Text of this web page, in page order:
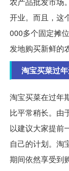
开业。而且，这
000多个固定摊
发地购买新鲜的
淘宝买菜过
淘宝买菜在过年
比平常稍长。由
以建议大家提前
自己的计划。淘
期间依然享受到